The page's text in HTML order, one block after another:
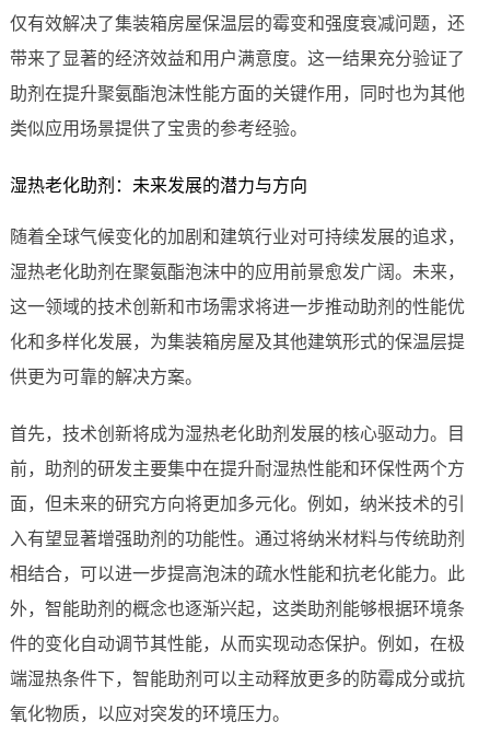
仅有效解决了集装箱房屋保温层的霉变和强度衰减问题，还
带来了显著的经济效益和用户满意度。这一结果充分验证了
助剂在提升聚氨酯泡沫性能方面的关键作用，同时也为其他
类似应用场景提供了宝贵的参考经验。
湿热老化助剂：未来发展的潜力与方向
随着全球气候变化的加剧和建筑行业对可持续发展的追求，
湿热老化助剂在聚氨酯泡沫中的应用前景愈发广阔。未来，
这一领域的技术创新和市场需求将进一步推动助剂的性能优
化和多样化发展，为集装箱房屋及其他建筑形式的保温层提
供更为可靠的解决方案。
首先，技术创新将成为湿热老化助剂发展的核心驱动力。目
前，助剂的研发主要集中在提升耐湿热性能和环保性两个方
面，但未来的研究方向将更加多元化。例如，纳米技术的引
入有望显著增强助剂的功能性。通过将纳米材料与传统助剂
相结合，可以进一步提高泡沫的疏水性能和抗老化能力。此
外，智能助剂的概念也逐渐兴起，这类助剂能够根据环境条
件的变化自动调节其性能，从而实现动态保护。例如，在极
端湿热条件下，智能助剂可以主动释放更多的防霉成分或抗
氧化物质，以应对突发的环境压力。